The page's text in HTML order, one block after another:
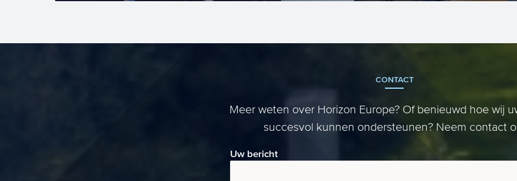
klimaatneutraal te zijn. Om dit te
CONTACT
Meer weten over Horizon Europe? Of benieuwd hoe wij
succesvol kunnen ondersteunen? Neem contact
Uw bericht